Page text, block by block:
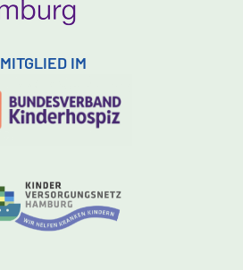
MITGLIED IM